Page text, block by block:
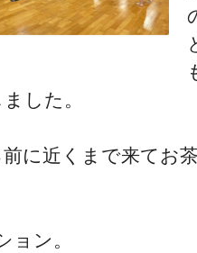
した。
に近くまで来てお
ン。